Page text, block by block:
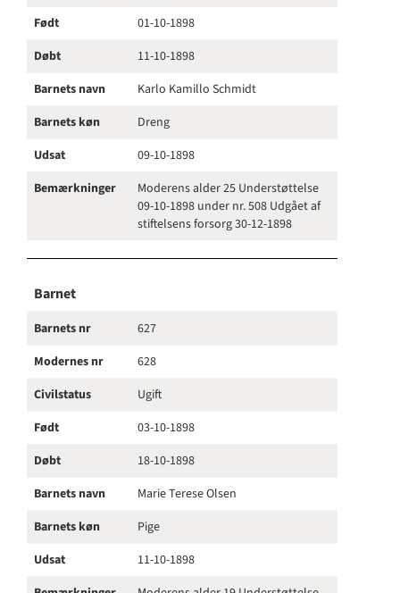
Født
01-10-1898
Døbt
11-10-1898
Barnets navn
Karlo Kamillo Schmidt
Barnets køn
Dreng
Udsat
09-10-1898
Bemærkninger
Moderens alder 25 Understøttelse
09-10-1898 under nr. 508 Udgået af
stiftelsens forsorg 30-12-1898
Barnet
Barnets nr
627
Modernes nr
628
Civilstatus
Ugift
Født
03-10-1898
Døbt
18-10-1898
Barnets navn
Marie Terese Olsen
Barnets køn
Pige
Udsat
11-10-1898